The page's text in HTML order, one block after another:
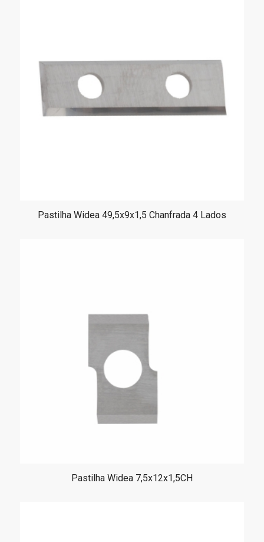
Pastilha Widea 49,5x9x1,5 Chanfrada 4 Lados
Pastilha Widea 7,5x12x1,5CH